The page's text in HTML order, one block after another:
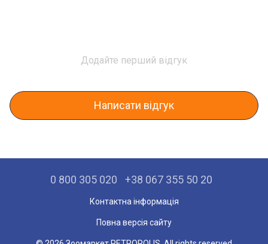
Додайте перший відгук
Написати відгук
0 800 305 020 +38 067 355 50 20
Контактна інформація
Повна версія сайту